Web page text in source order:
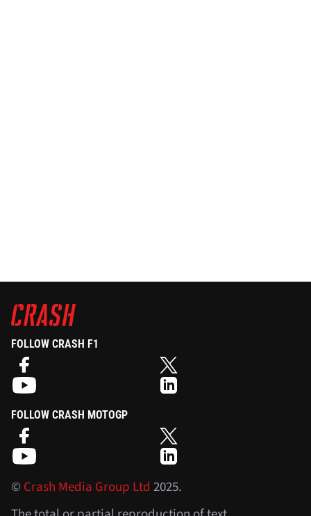
FOLLOW CRASH F1
FOLLOW CRASH MOTOGP
©Crash Media Group Ltd 2025.